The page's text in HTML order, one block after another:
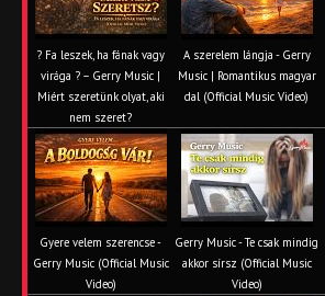
? Fa leszek, ha fának vagy
virága ? – Gerry Music |
Miért szeretünk olyat, aki
nem szeret?
A szerelem lángja - Gerry
Music | Romantikus magyar
dal (Official Music Video)
Gyere velem szerencse -
Gerry Music (Official Music
Video)
Gerry Music - Te csak mindig
akkor sírsz (Official Music
Video)